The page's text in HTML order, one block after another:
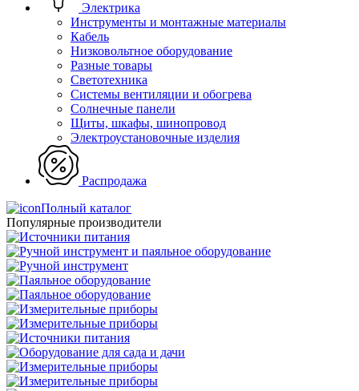
Электрика
Инструменты и монтажные материалы
Кабель
Низковольтное оборудование
Разные товары
Светотехника
Системы вентиляции и обогрева
Солнечные панели
Щиты, шкафы, шинопровод
Электроустановочные изделия
Распродажа
Полный каталог
Популярные производители